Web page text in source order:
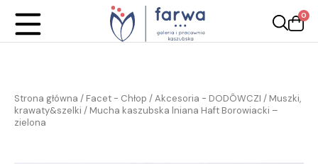
0
Strona główna / Facet - Chłop /Akcesoria - DODÔWCZI / Muszki,
krawaty&szelki / Mucha kaszubska lniana Haft Borowiacki –
zielona